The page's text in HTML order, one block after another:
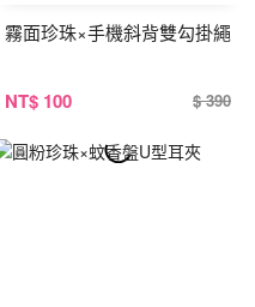
霧面珍珠×手機斜背雙勾掛繩
NT$ 100 $ 390